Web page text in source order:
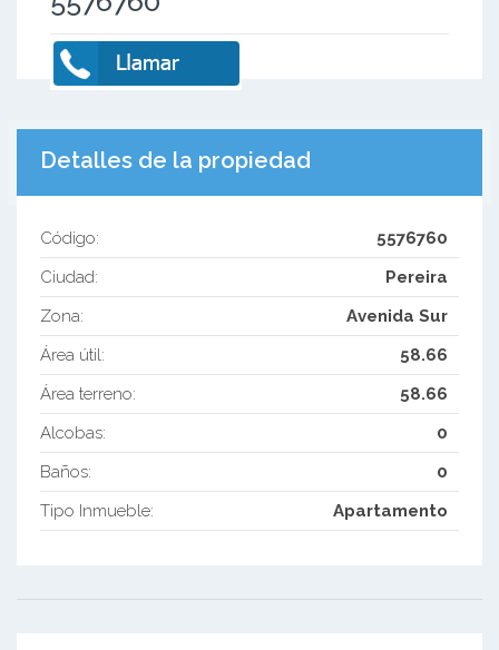
Detalles de la propiedad
Código:
5576760
Ciudad:
Pereira
Zona:
Avenida Sur
Área útil:
58.66
Área terreno:
58.66
Alcobas:
0
Baños:
0
Tipo Inmueble:
Apartamento